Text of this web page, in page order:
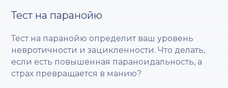
Тест на паранойю
Тест на паранойю определит ваш уровень
невротичности и зацикленности. Что делать,
если есть повышенная параноидальность, а
страх превращается в манию?